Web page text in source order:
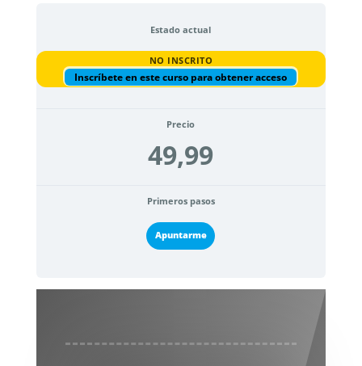
Estado actual
NO INSCRITO
Inscríbete en este curso para obtener acceso
Precio
49,99
Primeros pasos
Apuntarme